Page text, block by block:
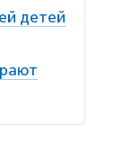
детей